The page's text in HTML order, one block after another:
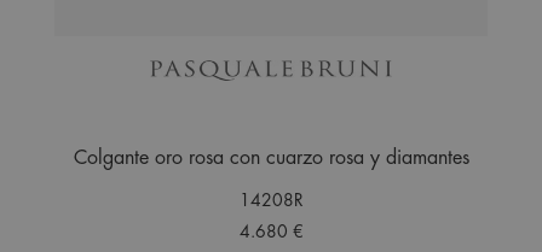
Colgante oro rosa con cuarzo rosa y diamantes
14208R
4.680 €